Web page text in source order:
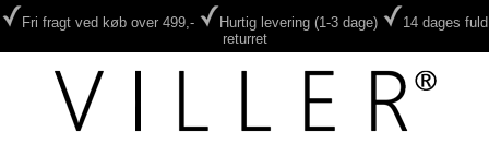
Fri fragt ved køb over 499,- Hurtig levering (1-3 dage)
14 dages fuld
returret